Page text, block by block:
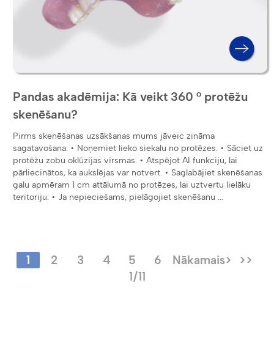
Pandas akadēmija: Kā veikt 360 ° protēžu
skenēšanu?
Pirms skenēšanas uzsākšanas mums jāveic zināma
sagatavošana: • Noņemiet lieko siekalu no protēzes. • Sāciet uz
protēžu zobu oklūzijas virsmas. • Atspējot AI funkciju, lai
pārliecinātos, ka aukslējas var notvert. • Saglabājiet skenēšanas
galu apmēram 1 cm attālumā no protēzes, lai uztvertu lielāku
teritoriju. • Ja nepieciešams, pielāgojiet skenēšanu ...
1 2 3 4 5 6 Nākamais>
>>
1/11